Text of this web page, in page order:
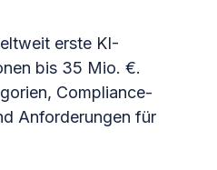
erste KI-
bis 35 Mio. €.
Compliance-
Anforderungen für